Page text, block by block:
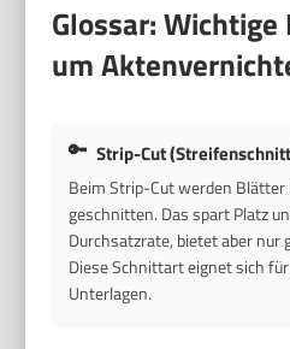
Glossar:
um
Strip-Cut
Beim Strip-Cut werden
geschnitten. Das spart Platz
Durchsatzrate, bietet aber nur
Diese Schnittart eignet sich
Unterlagen.